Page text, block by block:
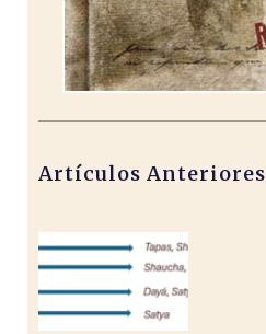
Artículos Anteriores